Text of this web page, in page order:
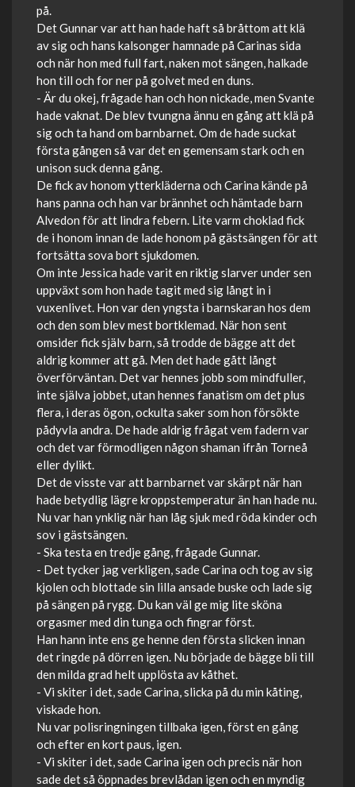
på.
Det Gunnar var att han hade haft så bråttom att klä
av sig och hans kalsonger hamnade på Carinas sida
och när hon med full fart, naken mot sängen, halkade
hon till och for ner på golvet med en duns.
- Är du okej, frågade han och hon nickade, men Svante
hade vaknat. De blev tvungna ännu en gång att klä på
sig och ta hand om barnbarnet. Om de hade suckat
första gången så var det en gemensam stark och en
unison suck denna gång.
De fick av honom ytterkläderna och Carina kände på
hans panna och han var brännhet och hämtade barn
Alvedon för att lindra febern. Lite varm choklad fick
de i honom innan de lade honom på gästsängen för att
fortsätta sova bort sjukdomen.
Om inte Jessica hade varit en riktig slarver under sen
uppväxt som hon hade tagit med sig långt in i
vuxenlivet. Hon var den yngsta i barnskaran hos dem
och den som blev mest bortklemad. När hon sent
omsider fick själv barn, så trodde de bägge att det
aldrig kommer att gå. Men det hade gått långt
överförväntan. Det var hennes jobb som mindfuller,
inte själva jobbet, utan hennes fanatism om det plus
flera, i deras ögon, ockulta saker som hon försökte
pådyvla andra. De hade aldrig frågat vem fadern var
och det var förmodligen någon shaman ifrån Torneå
eller dylikt.
Det de visste var att barnbarnet var skärpt när han
hade betydlig lägre kroppstemperatur än han hade nu.
Nu var han ynklig när han låg sjuk med röda kinder och
sov i gästsängen.
- Ska testa en tredje gång, frågade Gunnar.
- Det tycker jag verkligen, sade Carina och tog av sig
kjolen och blottade sin lilla ansade buske och lade sig
på sängen på rygg. Du kan väl ge mig lite sköna
orgasmer med din tunga och fingrar först.
Han hann inte ens ge henne den första slicken innan
det ringde på dörren igen. Nu började de bägge bli till
den milda grad helt upplösta av kåthet.
- Vi skiter i det, sade Carina, slicka på du min kåting,
viskade hon.
Nu var polisringningen tillbaka igen, först en gång
och efter en kort paus, igen.
- Vi skiter i det, sade Carina igen och precis när hon
sade det så öppnades brevlådan igen och en myndig